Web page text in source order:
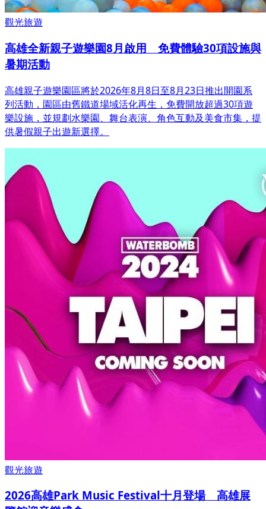
觀光旅遊
高雄全新親子遊樂園8月啟用 免費體驗30項設施與
暑期活動
高雄親子遊樂園區將於2026年8月8日至8月23日推出開園系
列活動，園區由舊鐵道場域活化再生，免費開放超過30項遊
樂設施，並規劃水樂園、舞台表演、角色互動及美食市集，提
供暑假親子出遊新選擇。
觀光旅遊
2026高雄Park Music Festival十月登場 高雄展